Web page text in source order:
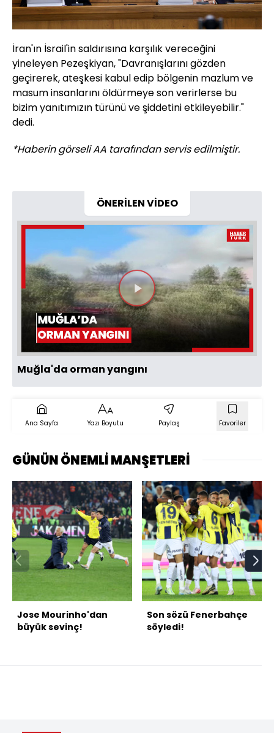
İran'ın İsrail'in saldırısına karşılık vereceğini
yineleyen Pezeşkiyan, "Davranışlarını gözden
geçirerek, ateşkesi kabul edip bölgenin mazlum ve
masum insanlarını öldürmeye son verirlerse bu
bizim yanıtımızın türünü ve şiddetini etkileyebilir."
dedi.
*Haberin görseli AA tarafından servis edilmiştir.
ÖNERİLEN VİDEO
Videoyu
Oynat
Muğla'da orman yangını
Ana Sayfa Yazı Boyutu Paylaş Favoriler
GÜNÜN ÖNEMLİ MANŞETLERİ
Jose Mourinho'dan
büyük sevinç!
Son sözü Fenerbahçe
söyledi!